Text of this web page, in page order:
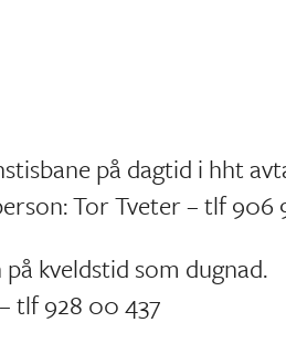
på dagtid i hht
Tor Tveter – tlf 906
kveldstid som dugnad.
tlf 928 00 437